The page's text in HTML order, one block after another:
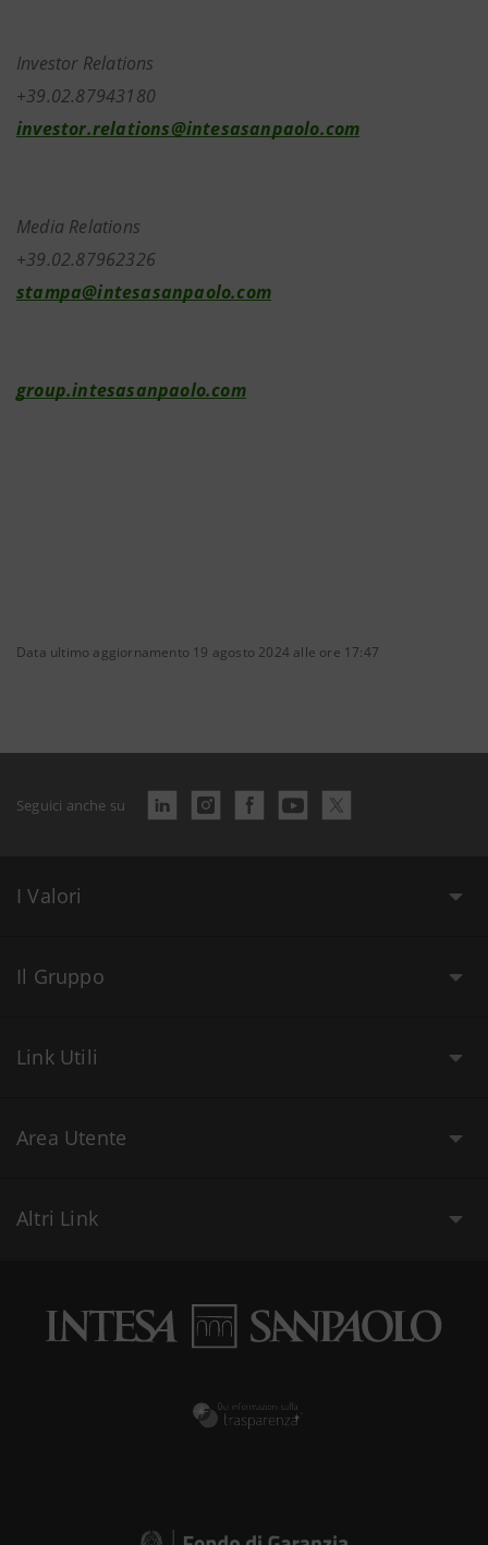
Investor Relations
+39.02.87943180
investor.relations@intesasanpaolo.com
Media Relations
+39.02.87962326
stampa@intesasanpaolo.com
group.intesasanpaolo.com
Data ultimo aggiornamento 19 agosto 2024 alle ore 17:47
Seguici anche su
I Valori
Il Gruppo
Link Utili
Area Utente
Altri Link